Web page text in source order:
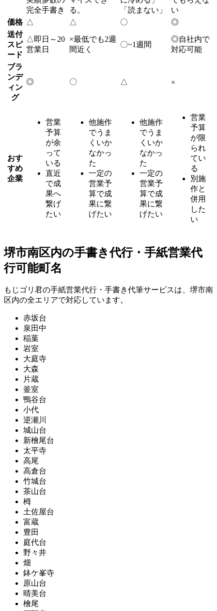
完全手書き
る。
「読まない」
い
価格 △ △ 〇
◎
送付
スピ
ード
△ 即日～20
営業日
×最低でも2週
間近く
〇~1週間
◎自社内で
対応可能
ブラ
ンデ
ィン
グ
◎ 〇 △ ×
おす
すめ
企業
営業
予算
が余
って
いる
直近
で成
果へ
繋げ
たい
他施作
でうま
くいか
なかっ
た
一定の
営業予
算で成
果に繋
げたい
他施作
でうま
くいか
なかっ
た
一定の
営業予
算で成
果に繋
げたい
営業
予算
が限
られ
てい
る
別施
作と
併用
した
い
堺市南区内の手書き代行・手紙営業代
行可能町名
もじゴリ君の手紙営業代行・手書き代筆サービスは、堺市南
区内の全エリアで対応しています。
赤坂台
泉田中
稲葉
岩室
大庭寺
大森
片蔵
釜室
鴨谷台
小代
逆瀬川
城山台
新檜尾台
太平寺
高尾
高倉台
竹城台
茶山台
栂
土佐屋台
富蔵
豊田
庭代台
野々井
畑
鉢ケ峯寺
原山台
晴美台
檜尾